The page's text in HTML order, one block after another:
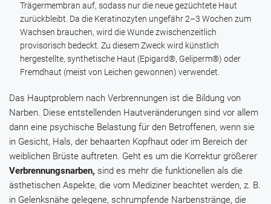
Trägermembran auf, sodass nur die neue gezüchtete Haut
zurückbleibt. Da die Keratinozyten ungefähr 2–3 Wochen zum
Wachsen brauchen, wird die Wunde zwischenzeitlich
provisorisch bedeckt. Zu diesem Zweck wird künstlich
hergestellte, synthetische Haut (Epigard®, Geliperm®) oder
Fremdhaut (meist von Leichen gewonnen) verwendet.
Das Hauptproblem nach Verbrennungen ist die Bildung von
Narben. Diese entstellenden Hautveränderungen sind vor allem
dann eine psychische Belastung für den Betroffenen, wenn sie
in Gesicht, Hals, der behaarten Kopfhaut oder im Bereich der
weiblichen Brüste auftreten. Geht es um die Korrektur größerer
Verbrennungsnarben, sind es mehr die funktionellen als die
ästhetischen Aspekte, die vom Mediziner beachtet werden, z. B.
in Gelenksnähe gelegene, schrumpfende Narbenstränge, die